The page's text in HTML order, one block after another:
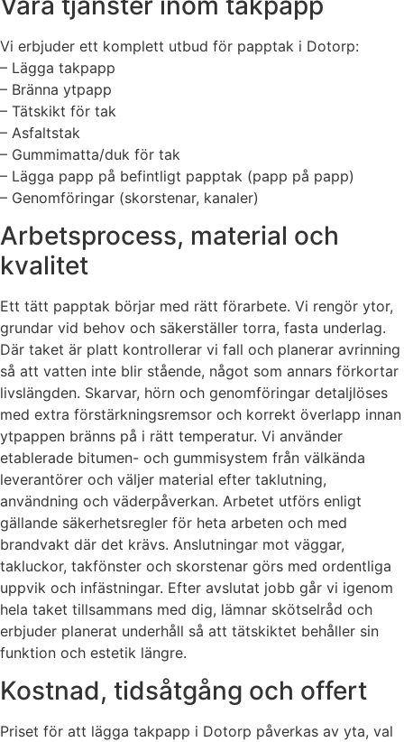
Vi erbjuder ett komplett utbud för papptak i Dotorp:
– Lägga takpapp
– Bränna ytpapp
– Tätskikt för tak
– Asfaltstak
– Gummimatta/duk för tak
– Lägga papp på befintligt papptak (papp på papp)
– Genomföringar (skorstenar, kanaler)
Arbetsprocess, material och
kvalitet
Ett tätt papptak börjar med rätt förarbete. Vi rengör ytor,
grundar vid behov och säkerställer torra, fasta underlag.
Där taket är platt kontrollerar vi fall och planerar avrinning
så att vatten inte blir stående, något som annars förkortar
livslängden. Skarvar, hörn och genomföringar detaljlöses
med extra förstärkningsremsor och korrekt överlapp innan
ytpappen bränns på i rätt temperatur. Vi använder
etablerade bitumen- och gummisystem från välkända
leverantörer och väljer material efter taklutning,
användning och väderpåverkan. Arbetet utförs enligt
gällande säkerhetsregler för heta arbeten och med
brandvakt där det krävs. Anslutningar mot väggar,
takluckor, takfönster och skorstenar görs med ordentliga
uppvik och infästningar. Efter avslutat jobb går vi igenom
hela taket tillsammans med dig, lämnar skötselråd och
erbjuder planerat underhåll så att tätskiktet behåller sin
funktion och estetik längre.
Kostnad, tidsåtgång och offert
Priset för att lägga takpapp i Dotorp påverkas av yta, val